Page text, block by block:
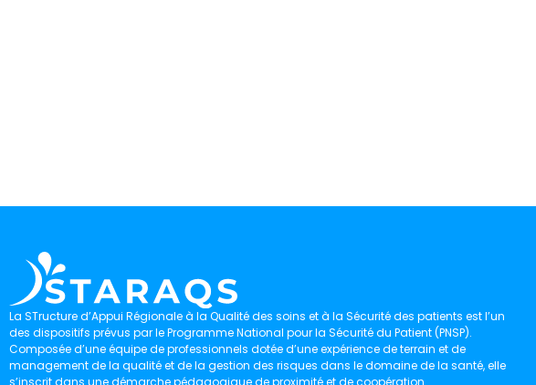
La STructure d’Appui Régionale à la Qualité des soins et à la Sécurité des patients est l’un
des dispositifs prévus par le Programme National pour la Sécurité du Patient (PNSP).
Composée d’une équipe de professionnels dotée d’une expérience de terrain et de
management de la qualité et de la gestion des risques dans le domaine de la santé, elle